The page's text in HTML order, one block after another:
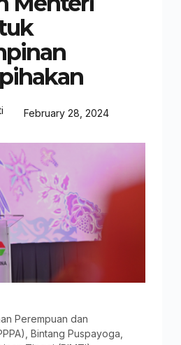
February 28, 2024
Perempuan dan
Bintang Puspayoga,